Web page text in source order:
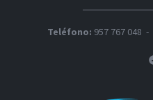
Teléfono: 957 767 048 -